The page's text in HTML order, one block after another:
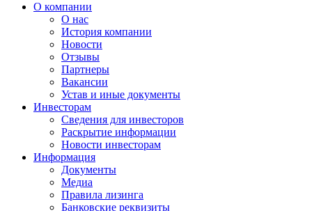
О компании
О нас
История компании
Новости
Отзывы
Партнеры
Вакансии
Устав и иные документы
Инвесторам
Сведения для инвесторов
Раскрытие информации
Новости инвесторам
Информация
Документы
Медиа
Правила лизинга
Банковские реквизиты